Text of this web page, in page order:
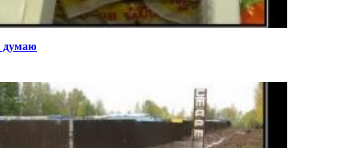
думаю